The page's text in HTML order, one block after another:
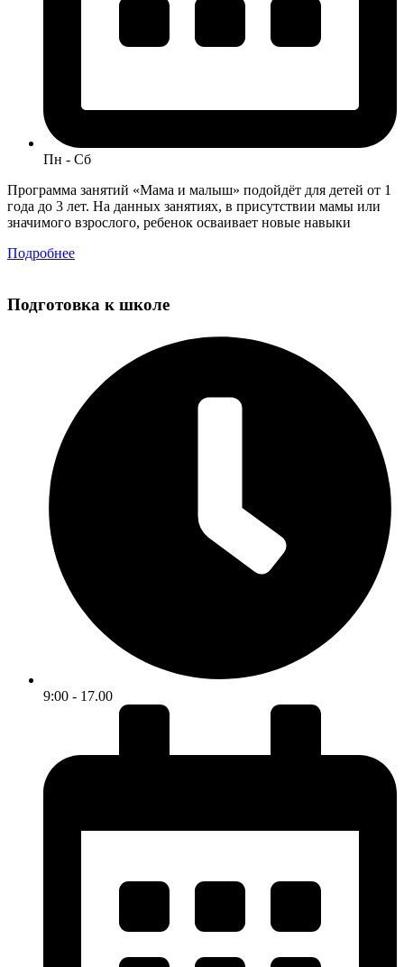
Пн - Сб
Программа занятий «Мама и малыш» подойдёт для детей от 1
года до 3 лет. На данных занятиях, в присутствии мамы или
значимого взрослого, ребенок осваивает новые навыки
Подробнее
Подготовка к школе
9:00 - 17.00